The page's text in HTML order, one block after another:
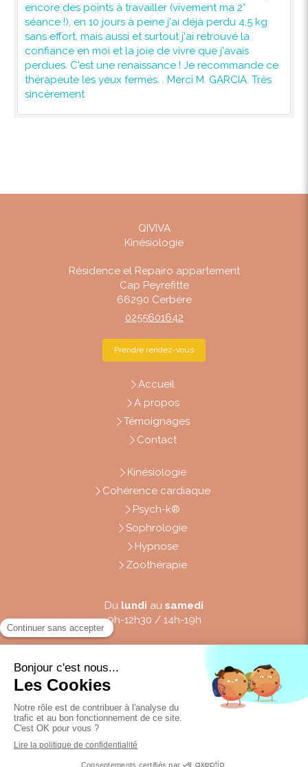
encore des points à travailler (vivement ma 2°
séance !), en 10 jours à peine j'ai déjà perdu 4,5 kg
sans effort, mais aussi et surtout j'ai retrouvé la
confiance en moi et la joie de vivre que j'avais
perdues. C'est une renaissance ! Je recommande ce
thérapeute les yeux fermés. . Merci M. GARCIA. Très
sincèrement
QIVIVA
Kinésiologie
Résidence el Repairo appartement
Cap Peyrefitte
66290 Cerbère
0255601642
Prendre rendez-vous
Accueil
A propos
Témoignages
Contact
Kinésiologie
Cohérence cardiaque
Psych-k®
Sophrologie
Hypnose
Zoothérapie
Du lundi au samedi
9h-12h30 / 14h-19h
Mentions légales